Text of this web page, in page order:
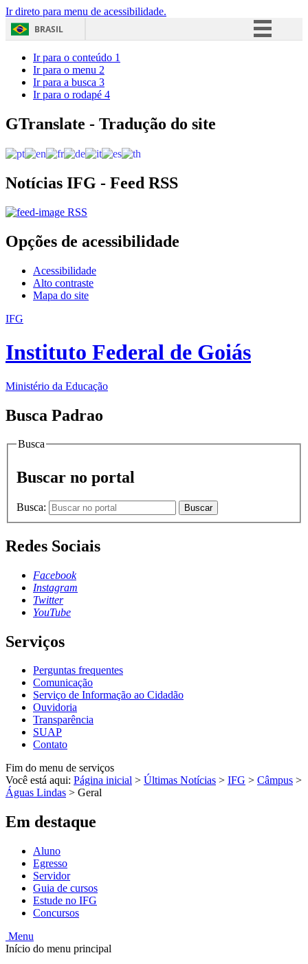
Ir direto para menu de acessibilidade.
BRASIL
Acesso à informação
Ir para o conteúdo 1
Ir para o menu 2
Ir para a busca 3
Ir para o rodapé 4
GTranslate - Tradução do site
Notícias IFG - Feed RSS
RSS
Opções de acessibilidade
Acessibilidade
Alto contraste
Mapa do site
IFG
Instituto Federal de Goiás
Ministério da Educação
Busca Padrao
Busca
Buscar no portal
Busca: Buscar
Redes Sociais
Facebook
Instagram
Twitter
YouTube
Serviços
Perguntas frequentes
Comunicação
Serviço de Informação ao Cidadão
Ouvidoria
Transparência
SUAP
Contato
Fim do menu de serviços
Você está aqui: Página inicial > Últimas Notícias > IFG > Câmpus >
Águas Lindas > Geral
Em destaque
Aluno
Egresso
Servidor
Guia de cursos
Estude no IFG
Concursos
Menu
Início do menu principal